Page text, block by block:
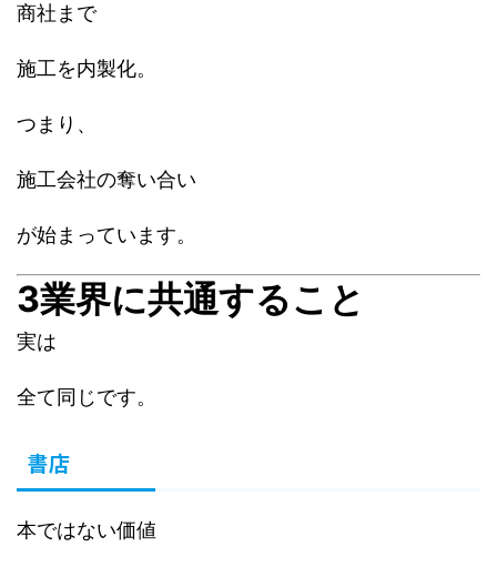
商社まで
施工を内製化。
つまり、
施工会社の奪い合い
が始まっています。
3業界に共通すること
実は
全て同じです。
書店
本ではない価値